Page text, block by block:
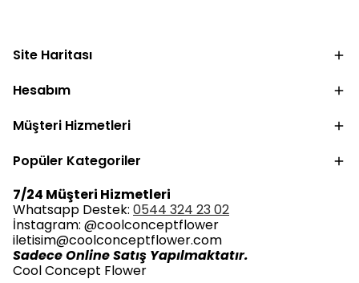
Site Haritası
Hesabım
Müşteri Hizmetleri
Popüler Kategoriler
7/24 Müşteri Hizmetleri
Whatsapp Destek: 0544 324 23 02
İnstagram: @coolconceptflower
iletisim@coolconceptflower.com
Sadece Online Satış Yapılmaktatır.
Cool Concept Flower